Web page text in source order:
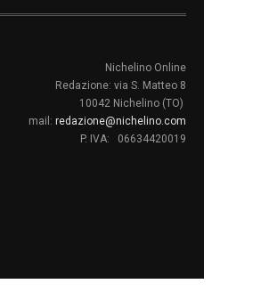
Nichelino Online
Redazione: via S. Matteo 8
10042 Nichelino (TO)
mail: redazione@nichelino.com
P. IVA: 06634420019